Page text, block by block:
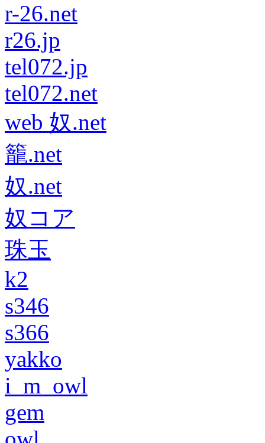
r-26.net
r26.jp
tel072.jp
tel072.net
web 奴.net
籠.net
奴.net
奴コア
珠玉
k2
s346
s366
yakko
i_m_owl
gem